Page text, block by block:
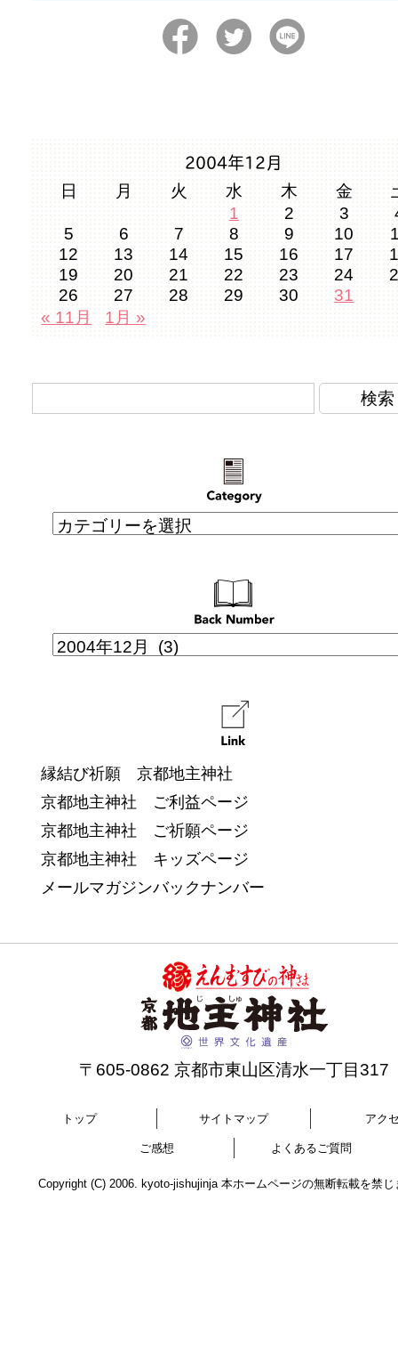
2004年12月
日 月 火 水 木 金
1
2 3
5
6 7 8 9 10
12
13 14 15 16 17
19
20 21 22 23 24
26
27 28 29 30
31
« 11月
1月 »
縁結び祈願 京都地主神社
京都地主神社 ご利益ページ
京都地主神社 ご祈願ページ
京都地主神社 キッズページ
メールマガジンバックナンバー
〒605-0862 京都市東山区清水一丁目317
トップ サイトマップ アク
ご感想 よくあるご質問
Copyright (C) 2006. kyoto-jishujinja 本ホームページの無断転載を禁じ